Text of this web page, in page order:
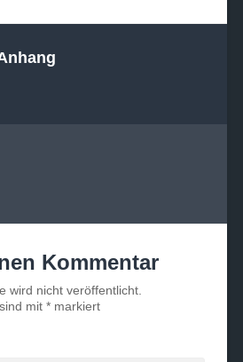
Kommentar
wird nicht veröffentlicht.
mit *markiert